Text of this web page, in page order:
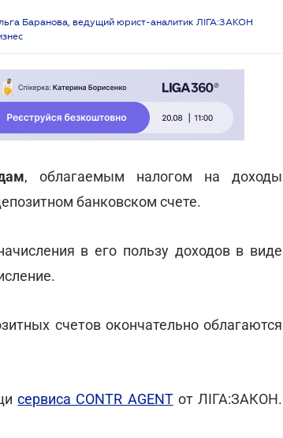
Баранова, ведущий юрист-аналитик ЛІГА:ЗАКОН
, облагаемым налогом на доходы
банковском счете.
в его пользу доходов в виде
счетов окончательно облагаются
сервиса CONTR AGENTот ЛІГА:ЗАКОН.